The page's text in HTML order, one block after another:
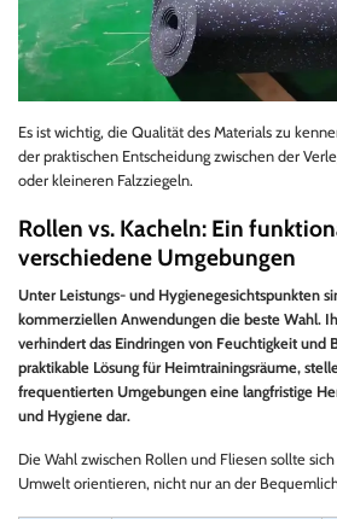
Es ist wichtig, die Qualität des Materials zu
der praktischen Entscheidung zwischen der
oder kleineren Falzziegeln.
Rollen vs. Kacheln: Ein
verschiedene Umgebungen
Unter Leistungs- und Hygienegesichtspunkten
kommerziellen Anwendungen die beste Wahl.
verhindert das Eindringen von Feuchtigkeit und
praktikable Lösung für Heimtrainingsräume,
frequentierten Umgebungen eine langfristige
und Hygiene dar.
Die Wahl zwischen Rollen und Fliesen sollte
Umwelt orientieren, nicht nur an der